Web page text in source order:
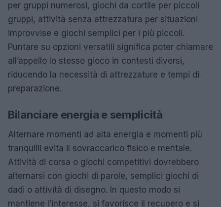
per gruppi numerosi, giochi da cortile per piccoli
gruppi, attività senza attrezzatura per situazioni
improvvise e giochi semplici per i più piccoli.
Puntare su opzioni versatili significa poter chiamare
all’appello lo stesso gioco in contesti diversi,
riducendo la necessità di attrezzature e tempi di
preparazione.
Bilanciare energia e semplicità
Alternare momenti ad alta energia e momenti più
tranquilli evita il sovraccarico fisico e mentale.
Attività di corsa o giochi competitivi dovrebbero
alternarsi con giochi di parole, semplici giochi di
dadi o attività di disegno. In questo modo si
mantiene l’interesse, si favorisce il recupero e si